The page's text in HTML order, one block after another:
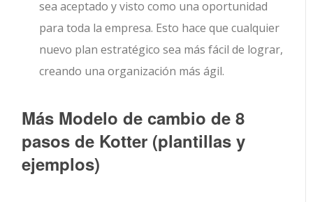
sea aceptado y visto como una oportunidad
para toda la empresa. Esto hace que cualquier
nuevo plan estratégico sea más fácil de lograr,
creando una organización más ágil.
Más Modelo de cambio de 8
pasos de Kotter (plantillas y
ejemplos)